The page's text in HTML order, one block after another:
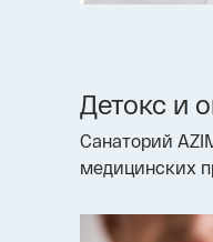
Детокс и
Санаторий
медицинских